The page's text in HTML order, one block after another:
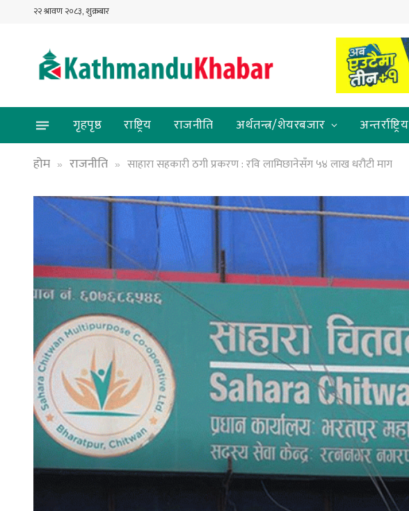
२२ श्रावण २०८३, शुक्रबार
गृहपृष्ठ राष्ट्रिय राजनीति अर्थतन्त्र/शेयरबजार अन्तर्राष्ट्रिय
होम
» राजनीति » साहारा सहकारी ठगी प्रकरण : रवि लामिछानेसँग ५४ लाख धरौटी माग